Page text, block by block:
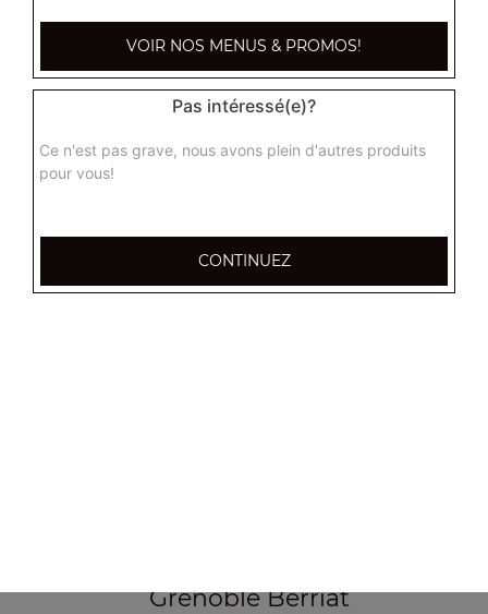
Grenoble Berriat
VOIR NOS MENUS & PROMOS!
Pas intéressé(e)?
Ce n'est pas grave, nous avons plein d'autres produits
pour vous!
CONTINUEZ